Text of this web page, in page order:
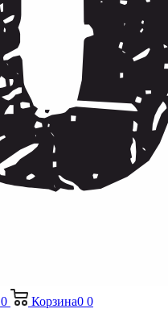
0 Корзина0 0